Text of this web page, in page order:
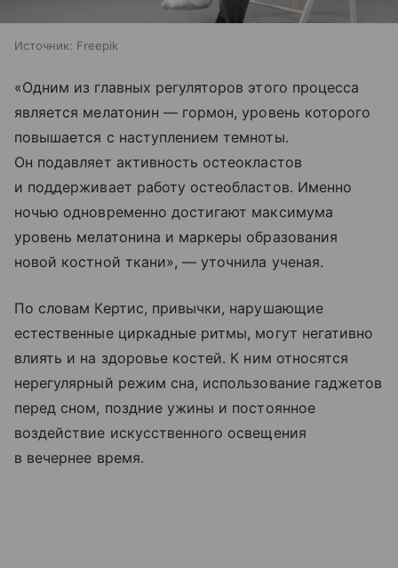
Источник: Freepik
«Одним из главных регуляторов этого процесса
является мелатонин — гормон, уровень которого
повышается с наступлением темноты.
Он подавляет активность остеокластов
и поддерживает работу остеобластов. Именно
ночью одновременно достигают максимума
уровень мелатонина и маркеры образования
новой костной ткани», — уточнила ученая.
По словам Кертис, привычки, нарушающие
естественные циркадные ритмы, могут негативно
влиять и на здоровье костей. К ним относятся
нерегулярный режим сна, использование гаджетов
перед сном, поздние ужины и постоянное
воздействие искусственного освещения
в вечернее время.